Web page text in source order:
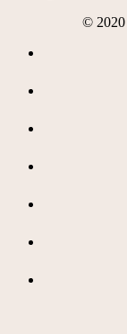
© 2020